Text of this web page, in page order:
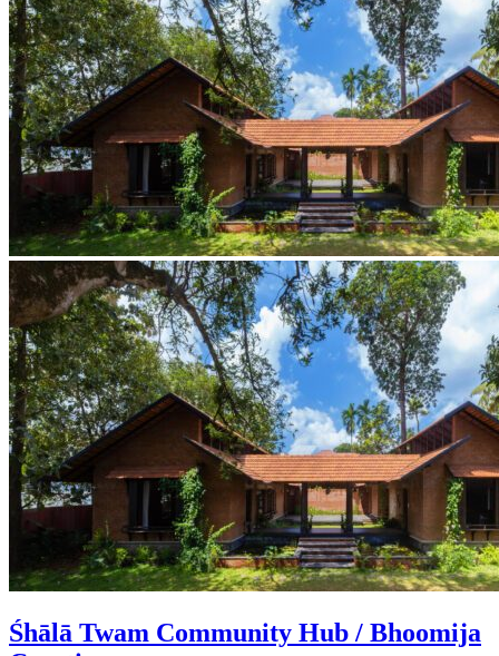
Śhālā Twam Community Hub / Bhoomija